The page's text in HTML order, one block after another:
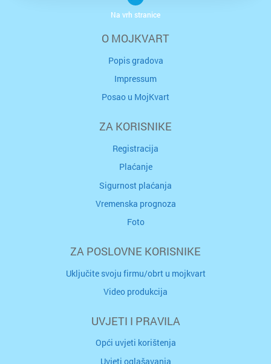
O MOJKVART
Popis gradova
Impressum
Posao u MojKvart
ZA KORISNIKE
Registracija
Plaćanje
Sigurnost plaćanja
Vremenska prognoza
Foto
ZA POSLOVNE KORISNIKE
Uključite svoju firmu/obrt u mojkvart
Video produkcija
UVJETI I PRAVILA
Opći uvjeti korištenja
Uvjeti oglašavanja
Na vrh stranice